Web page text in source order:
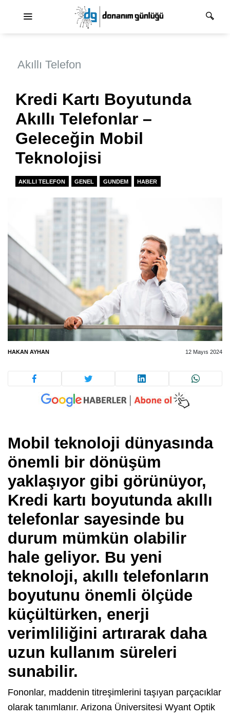
Akıllı Telefon
Kredi Kartı Boyutunda
Akıllı Telefonlar –
Geleceğin Mobil
Teknolojisi
AKILLI TELEFON GENEL GUNDEM HABER
HAKAN AYHAN 12 Mayıs 2024
Mobil teknoloji dünyasında
önemli bir dönüşüm
yaklaşıyor gibi görünüyor,
Kredi kartı boyutunda akıllı
telefonlar sayesinde bu
durum mümkün olabilir
hale geliyor. Bu yeni
teknoloji, akıllı telefonların
boyutunu önemli ölçüde
küçültürken, enerji
verimliliğini artırarak daha
uzun kullanım süreleri
sunabilir.
Fononlar, maddenin titreşimlerini taşıyan parçacıklar
olarak tanımlanır. Arizona Üniversitesi Wyant Optik